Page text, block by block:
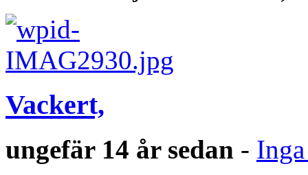
Vackert,
ungefär 14 år sedan -